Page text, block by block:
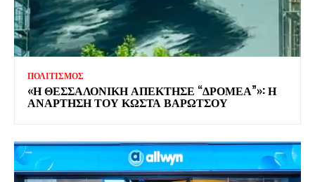
ΠΟΛΙΤΙΣΜΟΣ
«Η ΘΕΣΣΑΛΟΝΙΚΗ ΑΠΕΚΤΗΣΕ “ΔΡΟΜΕΑ”»: Η
ΑΝΑΡΤΗΣΗ ΤΟΥ ΚΩΣΤΑ ΒΑΡΩΤΣΟΥ